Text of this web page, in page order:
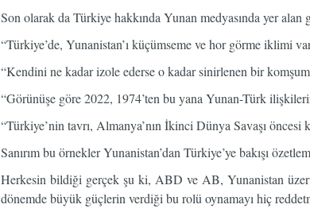
Son olarak da Türkiye hakkında Yunan medyasında yer
“Türkiye’de, Yunanistan’ı küçümseme ve hor görme iklimi
“Kendini ne kadar izole ederse o kadar sinirlenen bir
“Görünüşe göre 2022, 1974’ten bu yana Yunan-Türk
“Türkiye’nin tavrı, Almanya’nın İkinci Dünya Savaşı öncesi
Sanırım bu örnekler Yunanistan’dan Türkiye’ye bakışı
Herkesin bildiği gerçek şu ki, ABD ve AB, Yunanistan
dönemde büyük güçlerin verdiği bu rolü oynamayı hiç